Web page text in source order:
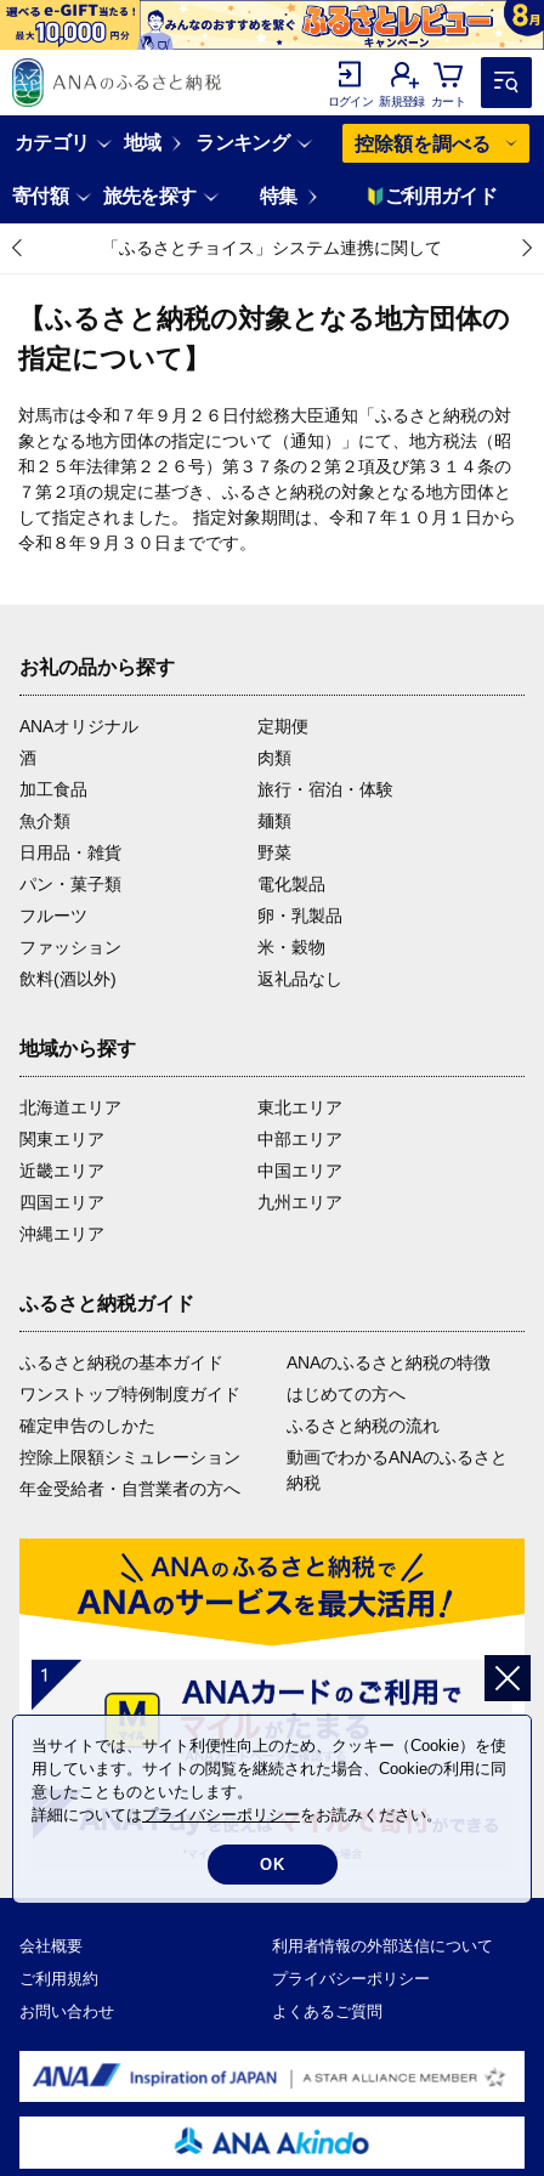
ログイン 新規登録 カート
カテゴリ 地域 ランキング 控除額を調べる
寄付額 旅先を探す 特集 ご利用ガイド
「ふるさとチョイス」システム連携に関して
【ふるさと納税の対象となる地方団体の
指定について】
対馬市は令和７年９月２６日付総務大臣通知「ふるさと納税の対
象となる地方団体の指定について（通知）」にて、地方税法（昭
和２５年法律第２２６号）第３７条の２第２項及び第３１４条の
７第２項の規定に基づき、ふるさと納税の対象となる地方団体と
して指定されました。 指定対象期間は、令和７年１０月１日から
令和８年９月３０日までです。
お礼の品から探す
ANAオリジナル
定期便
酒
肉類
加工食品
旅行・宿泊・体験
魚介類
麺類
日用品・雑貨
野菜
パン・菓子類
電化製品
フルーツ
卵・乳製品
ファッション
米・穀物
飲料(酒以外)
返礼品なし
地域から探す
北海道エリア
関東エリア
近畿エリア
四国エリア
沖縄エリア
東北エリア
中部エリア
中国エリア
九州エリア
ふるさと納税ガイド
ふるさと納税の基本ガイド
ワンストップ特例制度ガイド
確定申告のしかた
控除上限額シミュレーション
年金受給者・自営業者の方へ
ANAのふるさと納税の特徴
はじめての方へ
ふるさと納税の流れ
動画でわかるANAのふるさと
納税
会社概要
利用者情報の外部送信について
ご利用規約
プライバシーポリシー
お問い合わせ
よくあるご質問
当サイトでは、サイト利便性向上のため、クッキー（Cookie）を使
用しています。サイトの閲覧を継続された場合、Cookieの利用に同
意したことものといたします。
詳細についてはプライバシーポリシーをお読みください。
OK